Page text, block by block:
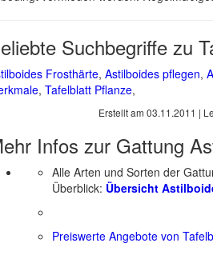
Suchbegriffe zu
Frosthärte, Astilboides pflegen,
, Tafelblatt Pflanze,
Erstellt am 03.11.2011 |
Infos zur Gattung
Alle Arten und Sorten der
Überblick: Übersicht
Preiswerte Angebote von